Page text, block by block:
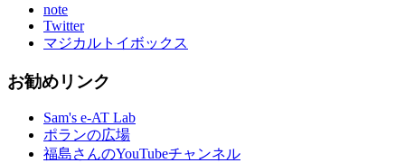
note
Twitter
マジカルトイボックス
お勧めリンク
Sam's e-AT Lab
ポランの広場
福島さんのYouTubeチャンネル